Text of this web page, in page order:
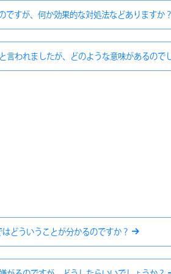
ですが、何か効果的な対処法などありますか？
言われましたが、どのような意味があるので
どういうことが分かるのですか？